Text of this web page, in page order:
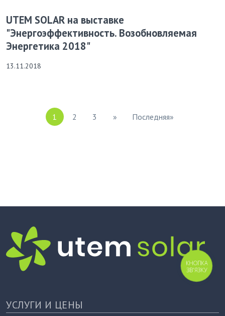
UTEM SOLAR на выставке
"Энергоэффективность. Возобновляемая
Энергетика 2018"
13.11.2018
1 2 3 » Последняя»
УСЛУГИ И ЦЕНЫ